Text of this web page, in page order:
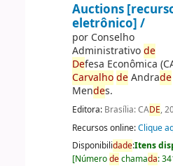
Auctions
eletrônico] /
por Conselho
Administrativode
Defesa Econômica
Carvalho deAndrade
Mendes.
Editora: Brasília: CADE,
Recursos online:Clique
Disponibilidade:Itens
[Númerodechamada: